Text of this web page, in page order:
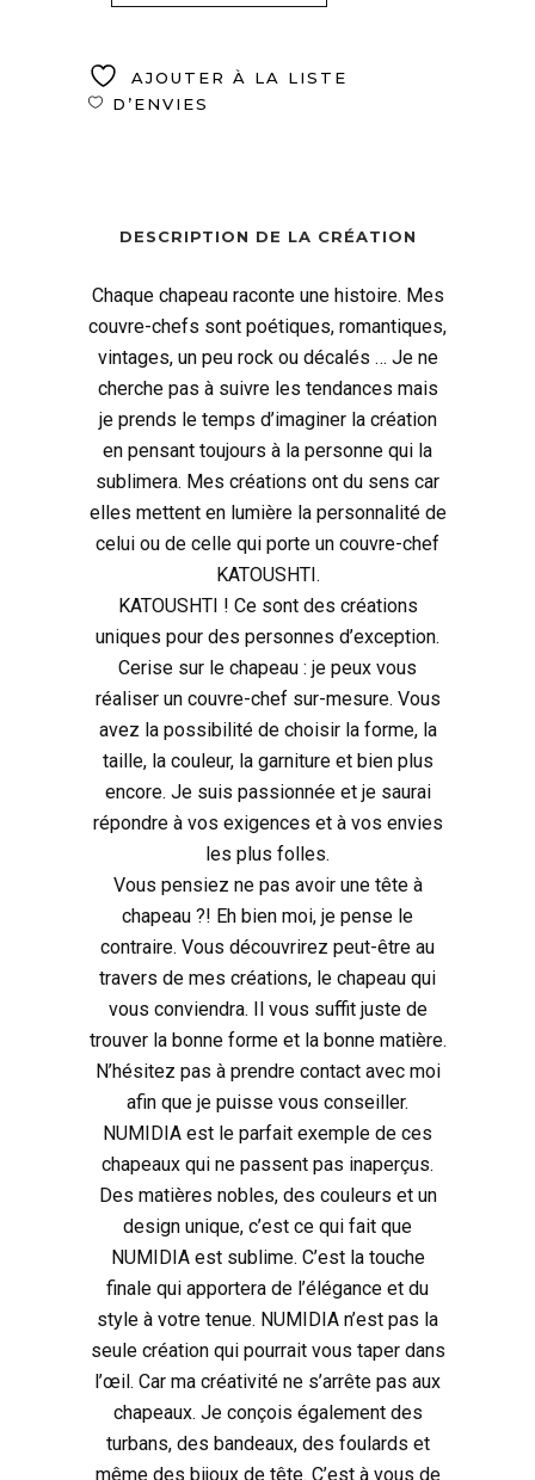
AJOUTER À LA LISTE
D’ENVIES
DESCRIPTION DE LA CRÉATION
Chaque chapeau raconte une histoire. Mes
couvre-chefs sont poétiques, romantiques,
vintages, un peu rock ou décalés … Je ne
cherche pas à suivre les tendances mais
je prends le temps d’imaginer la création
en pensant toujours à la personne qui la
sublimera. Mes créations ont du sens car
elles mettent en lumière la personnalité de
celui ou de celle qui porte un couvre-chef
KATOUSHTI.
KATOUSHTI ! Ce sont des créations
uniques pour des personnes d’exception.
Cerise sur le chapeau : je peux vous
réaliser un couvre-chef sur-mesure. Vous
avez la possibilité de choisir la forme, la
taille, la couleur, la garniture et bien plus
encore. Je suis passionnée et je saurai
répondre à vos exigences et à vos envies
les plus folles.
Vous pensiez ne pas avoir une tête à
chapeau ?! Eh bien moi, je pense le
contraire. Vous découvrirez peut-être au
travers de mes créations, le chapeau qui
vous conviendra. Il vous suffit juste de
trouver la bonne forme et la bonne matière.
N’hésitez pas à prendre contact avec moi
afin que je puisse vous conseiller.
NUMIDIA est le parfait exemple de ces
chapeaux qui ne passent pas inaperçus.
Des matières nobles, des couleurs et un
design unique, c’est ce qui fait que
NUMIDIA est sublime. C’est la touche
finale qui apportera de l’élégance et du
style à votre tenue. NUMIDIA n’est pas la
seule création qui pourrait vous taper dans
l’œil. Car ma créativité ne s’arrête pas aux
chapeaux. Je conçois également des
turbans, des bandeaux, des foulards et
même des bijoux de tête. C’est à vous de